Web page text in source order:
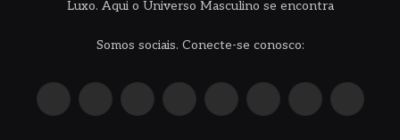
Luxo. Aqui o Universo Masculino se encontra
Somos sociais. Conecte-se conosco:
InstagramPinterestYouTube LinkedIn WhatsAppReddit TikTok